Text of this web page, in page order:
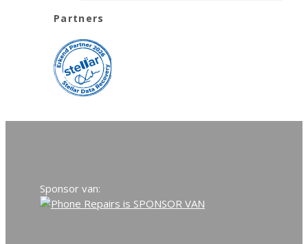
Partners
Sponsor van: